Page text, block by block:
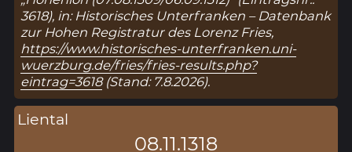
3618), in: Historisches Unterfranken – Datenbank
zur Hohen Registratur des Lorenz Fries,
https://www.historisches-unterfranken.uni-
wuerzburg.de/fries/fries-results.php?
eintrag=3618(Stand: 7.8.2026).
Liental
08.11.1318